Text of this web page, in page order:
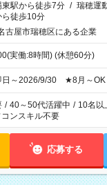
駅から徒歩7分 / 瑞穂運
ら徒歩10分
古屋市瑞穂区にある企業
実働:8時間) (休憩60分)
日～2026/9/30 ★8月～OK
/ 40～50代活躍中 / 10名以
ンスキル不要
応募する